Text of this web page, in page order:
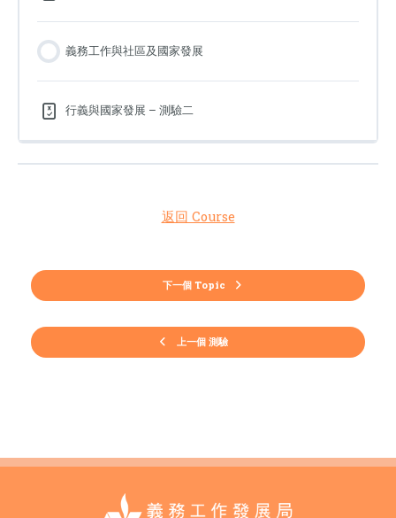
義務工作與社區及國家發展
行義與國家發展 – 測驗二
上一個 測驗
返回 Course
下一個 Topic